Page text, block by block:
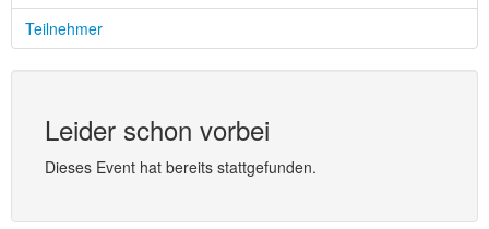
Teilnehmer
Leider schon vorbei
Dieses Event hat bereits stattgefunden.